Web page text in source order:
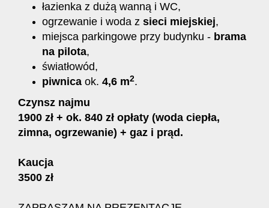
łazienka z dużą wanną i WC,
ogrzewanie i woda z sieci miejskiej,
miejsca parkingowe przy budynku - brama
na pilota,
światłowód,
piwnica ok. 4,6 m2.
Czynsz najmu
1900 zł + ok. 840 zł opłaty (woda ciepła,
zimna, ogrzewanie) + gaz i prąd.
Kaucja
3500 zł